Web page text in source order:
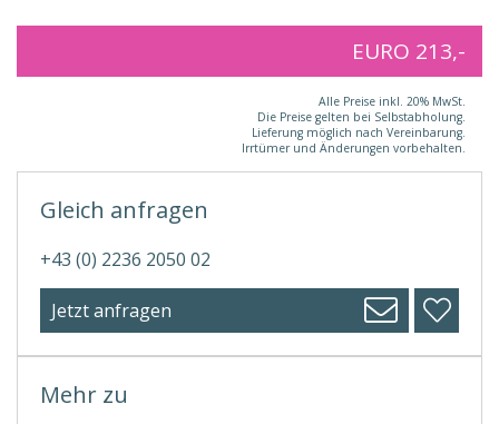
EURO 213,-
Alle Preise inkl. 20% MwSt.
Die Preise gelten bei Selbstabholung.
Lieferung möglich nach Vereinbarung.
Irrtümer und Änderungen vorbehalten.
Mehr zu
Gleich anfragen
+43 (0) 2236 2050 02
Jetzt anfragen